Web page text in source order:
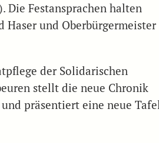
Die Festansprachen halten
Haser und Oberbürgermeister
der Solidarischen
stellt die neue Chronik
und präsentiert eine neue